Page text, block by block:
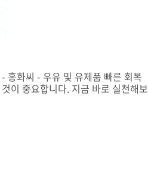
홍화씨 - 우유 및 유제품 빠른 회복
이 중요합니다. 지금 바로 실천해보